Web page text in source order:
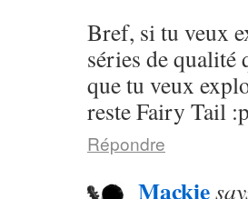
Bref, si tu veux
séries de qualité
que tu veux
reste Fairy Tail
Répondre
Mackie